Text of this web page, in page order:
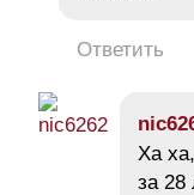
Ответить
Ха
за 28